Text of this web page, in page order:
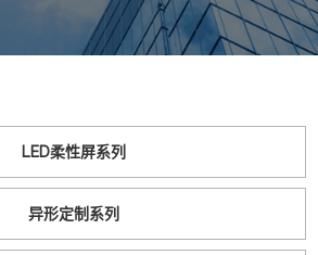
LED柔性屏系列
异形定制系列